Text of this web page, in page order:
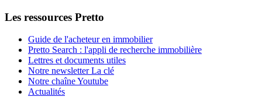
Les ressources Pretto
Guide de l'acheteur en immobilier
Pretto Search : l'appli de recherche immobilière
Lettres et documents utiles
Notre newsletter La clé
Notre chaîne Youtube
Actualités